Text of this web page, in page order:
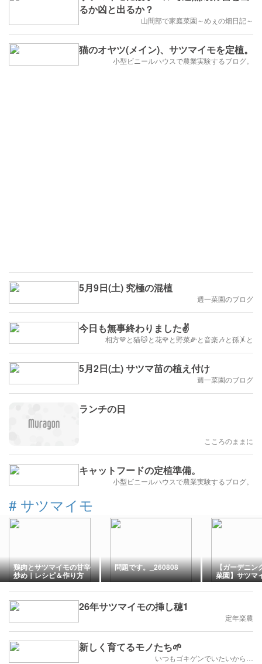
るか凶と出るか？
山間部で家庭菜園～めぇの畑日記～
猫のオヤツ(メイン)、サツマイモを定植。
小型ビニールハウスで農業実験するブログ。
5月9日(土) 究極の混植
週一菜園のブログ
今日も無事終わりました✌️
相方💙と猫🐱と花🌹と野菜🌽と音楽🎶と孫🤸と
5月2日(土) サツマ苗の植え付け
週一菜園のブログ
ランチの日
こころのままに
キャットフードの定植準備。
小型ビニールハウスで農業実験するブログ。
# サツマイモ
鶏肉とサツマイモの甘辛
炒め｜レシピ＆作り方
問題です。_260808 【ガーデニン
菜園】サツマ
出ました！
26年サツマイモの挿し穂1
定年楽農
新しく育てるモノたち🌱
いつもゴキゲンでいたいから…